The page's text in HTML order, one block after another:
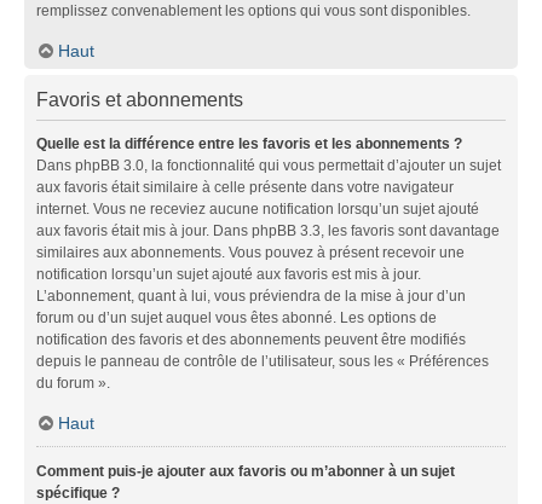
remplissez convenablement les options qui vous sont disponibles.
Haut
Favoris et abonnements
Quelle est la différence entre les favoris et les abonnements ?
Dans phpBB 3.0, la fonctionnalité qui vous permettait d’ajouter un sujet
aux favoris était similaire à celle présente dans votre navigateur
internet. Vous ne receviez aucune notification lorsqu’un sujet ajouté
aux favoris était mis à jour. Dans phpBB 3.3, les favoris sont davantage
similaires aux abonnements. Vous pouvez à présent recevoir une
notification lorsqu’un sujet ajouté aux favoris est mis à jour.
L’abonnement, quant à lui, vous préviendra de la mise à jour d’un
forum ou d’un sujet auquel vous êtes abonné. Les options de
notification des favoris et des abonnements peuvent être modifiés
depuis le panneau de contrôle de l’utilisateur, sous les « Préférences
du forum ».
Haut
Comment puis-je ajouter aux favoris ou m’abonner à un sujet
spécifique ?